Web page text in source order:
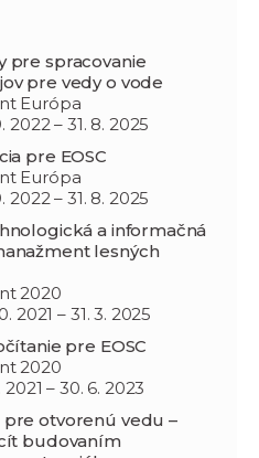
pre spracovanie
pre vedy o vode
Európa
2022 – 31. 8. 2025
pre EOSC
Európa
2022 – 31. 8. 2025
a informačná
lesných
2020
2021 – 31. 3. 2025
pre EOSC
2020
– 30. 6. 2023
otvorenú vedu –
budovaním